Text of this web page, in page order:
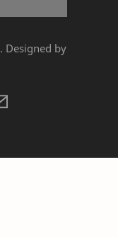
. Designed by